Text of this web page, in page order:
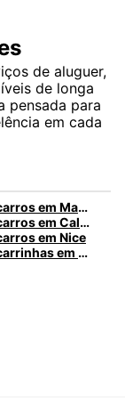
de aluguer,
de longa
pensada para
em cada
Aluguer de carros em Madrid
Aluguer de carros em Caldas da Rainha
em Nice
Aluguer de carrinhas em Santa Maria da Feira